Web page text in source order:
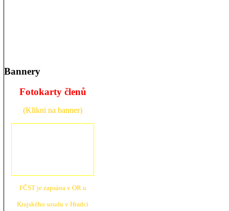
Bannery
Fotokarty členů
(Klikni na banner)
FČST je zapsána v OR u
Krajského soudu v Hradci